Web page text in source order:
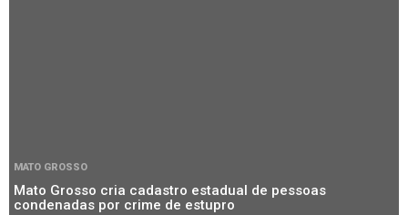
MATO GROSSO
Mato Grosso cria cadastro estadual de pessoas
condenadas por crime de estupro